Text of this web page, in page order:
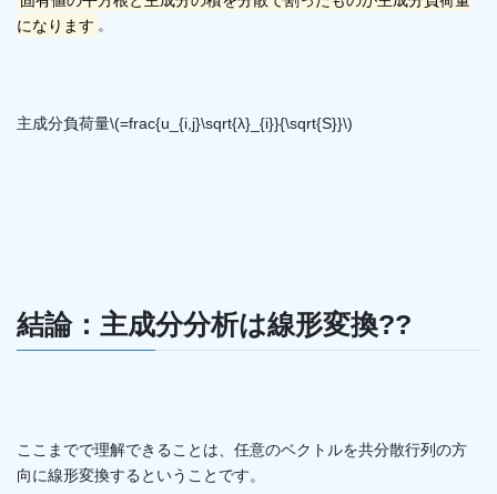
になります 。
主成分負荷量\(=frac{u_{i,j}\sqrt{λ}_{i}}{\sqrt{S}}\)
結論：主成分分析は線形変換??
ここまでで理解できることは、任意のベクトルを共分散行列の方
向に線形変換するということです。